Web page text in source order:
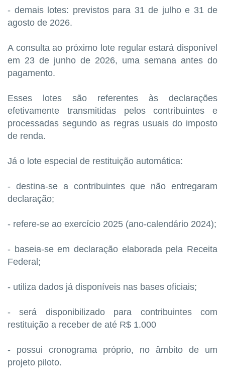
- demais lotes: previstos para 31 de julho e 31 de
agosto de 2026.
A consulta ao próximo lote regular estará disponível
em 23 de junho de 2026, uma semana antes do
pagamento.
Esses lotes são referentes às declarações
efetivamente transmitidas pelos contribuintes e
processadas segundo as regras usuais do imposto
de renda.
Já o lote especial de restituição automática:
- destina-se a contribuintes que não entregaram
declaração;
- refere-se ao exercício 2025 (ano-calendário 2024);
- baseia-se em declaração elaborada pela Receita
Federal;
- utiliza dados já disponíveis nas bases oficiais;
- será disponibilizado para contribuintes com
restituição a receber de até R$ 1.000
- possui cronograma próprio, no âmbito de um
projeto piloto.